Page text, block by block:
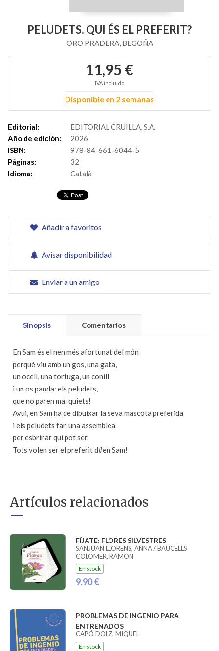
PELUDETS. QUI ÉS EL PREFERIT?
ORO PRADERA, BEGOÑA
11,95 €
IVA incluido
Disponible en 2 semanas
Editorial:
EDITORIAL CRUILLA, S.A.
Año de edición:
2026
ISBN:
978-84-661-6044-5
Páginas:
32
Idioma:
Català
Añadir a favoritos
Avisar disponibilidad
Enviar a un amigo
Sinopsis Comentarios
En Sam és el nen més afortunat del món
perquè viu amb un gos, una gata,
un ocell, una tortuga, un conill
i un os panda: els peludets,
que no paren mai quiets!
Avui, en Sam ha de dibuixar la seva mascota preferida
i els peludets fan una assemblea
per esbrinar qui pot ser.
Tots volen ser el preferit d#en Sam!
Artículos relacionados
FÍJATE: FLORES SILVESTRES
SANJUAN LLORENS, ANNA / BAUCELLS
COLOMER, RAMON
En stock
9,90 €
PROBLEMAS DE INGENIO PARA
ENTRENADOS
CAPÓ DOLZ, MIQUEL
En stock